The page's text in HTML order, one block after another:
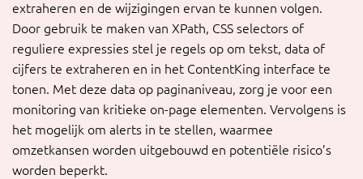
extraheren en de wijzigingen ervan te kunnen volgen.
Door gebruik te maken van XPath, CSS selectors of
reguliere expressies stel je regels op om tekst, data of
cijfers te extraheren en in het ContentKing interface te
tonen. Met deze data op paginaniveau, zorg je voor een
monitoring van kritieke on-page elementen. Vervolgens is
het mogelijk om alerts in te stellen, waarmee
omzetkansen worden uitgebouwd en potentiële risico’s
worden beperkt.